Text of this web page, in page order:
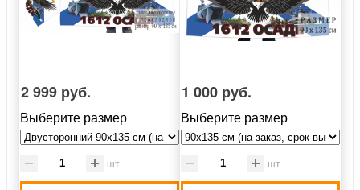
2 999 руб.
Выберите размер
шт
1 000 руб.
Выберите размер
шт